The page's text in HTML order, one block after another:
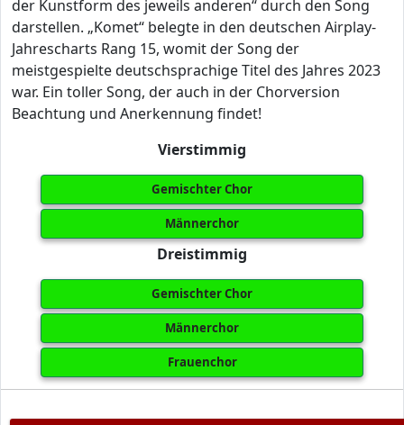
der Kunstform des jeweils anderen“ durch den Song
darstellen. „Komet“ belegte in den deutschen Airplay-
Jahrescharts Rang 15, womit der Song der
meistgespielte deutschsprachige Titel des Jahres 2023
war. Ein toller Song, der auch in der Chorversion
Beachtung und Anerkennung findet!
Vierstimmig
Gemischter Chor
Männerchor
Dreistimmig
Gemischter Chor
Männerchor
Frauenchor